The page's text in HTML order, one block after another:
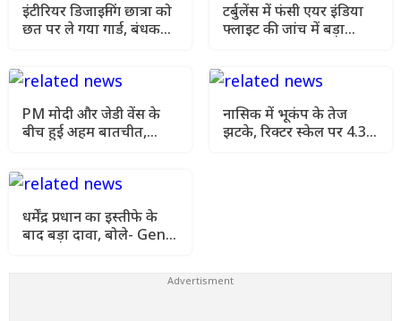
इंटीरियर डिजाइनिंग छात्रा को
छत पर ले गया गार्ड, बंधक
टर्बुलेंस में फंसी एयर इंडिया
फ्लाइट की जांच में बड़ा
PM मोदी और जेडी वेंस के
बीच हुई अहम बातचीत,
नासिक में भूकंप के तेज
झटके, रिक्टर स्केल पर 4.3
धर्मेंद्र प्रधान का इस्तीफे के
बाद बड़ा दावा, बोले- Gen Z